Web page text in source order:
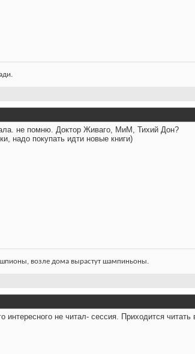
не помню. Доктор Живаго, МиМ, Тихий Дон?
надо покупать идти новые книги)
возле дома вырастут шампиньоны.
интересного не читал- сессия. Приходится читать